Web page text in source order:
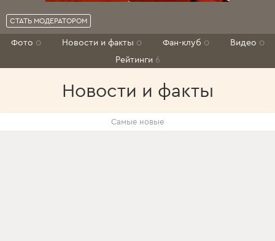
СТАТЬ МОДЕРАТОРОМ
Фото 0 Новости и факты 0 Фан-клуб 0 Видео 0
Рейтинги 6
Новости и факты
Самые новые